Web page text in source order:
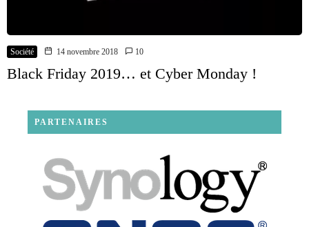
Société 14 novembre 2018 10
Black Friday 2019… et Cyber Monday !
PARTENAIRES